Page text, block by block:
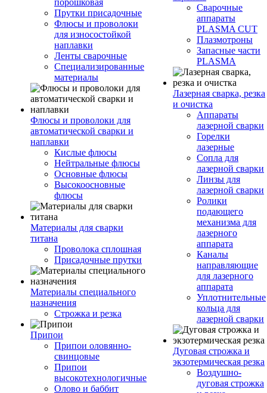
порошковая
Прутки присадочные
Флюсы и проволоки
для износостойкой
наплавки
Ленты сварочные
Специализированные
материалы
Флюсы и проволоки для
автоматической сварки и
наплавки
Кислые флюсы
Нейтральные флюсы
Основные флюсы
Высокоосновные
флюсы
Материалы для сварки
титана
Проволока сплошная
Присадочные прутки
Материалы специального
назначения
Строжка и резка
Припои
Припои оловянно-
свинцовые
Припои
высокотехнологичные
Олово и баббит
Сварочные
аппараты
PLASMA CUT
Плазмотроны
Запасные части
PLASMA
Лазерная сварка, резка
и очистка
Аппараты
лазерной сварки
Горелки
лазерные
Сопла для
лазерной сварки
Линзы для
лазерной сварки
Ролики
подающего
механизма для
лазерного
аппарата
Каналы
направляющие
для лазерного
аппарата
Уплотнительные
кольца для
лазерной сварки
Дуговая строжка и
экзотермическая резка
Воздушно-
дуговая строжка